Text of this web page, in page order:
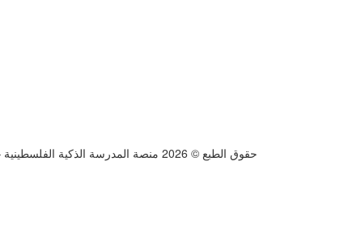
حقوق الطبع © 2026 منصة المدرسة الذكية الفلسطينية